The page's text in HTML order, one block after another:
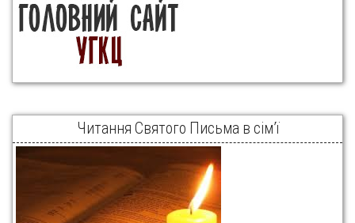
Читання Святого Письма в сім’ї